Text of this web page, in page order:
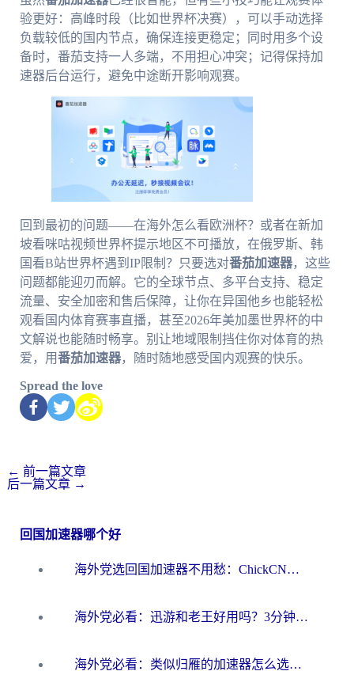
验更好：高峰时段（比如世界杯决赛），可以手动选择
负载较低的国内节点，确保连接更稳定；同时用多个设
备时，番茄支持一人多端，不用担心冲突；记得保持加
速器后台运行，避免中途断开影响观赛。
回到最初的问题——在海外怎么看欧洲杯？或者在新加
坡看咪咕视频世界杯提示地区不可播放，在俄罗斯、韩
国看B站世界杯遇到IP限制？只要选对番茄加速器，这些
问题都能迎刃而解。它的全球节点、多平台支持、稳定
流量、安全加密和售后保障，让你在异国他乡也能轻松
观看国内体育赛事直播，甚至2026年美加墨世界杯的中
文解说也能随时畅享。别让地域限制挡住你对体育的热
爱，用番茄加速器，随时随地感受国内观赛的快乐。
Spread the love
← 前一篇文章
后一篇文章 →
回国加速器哪个好
海外党选回国加速器不用愁：ChickCN和洞见哪个好？一篇搞定所有疑问
海外党必看：迅游和老王好用吗？3分钟选对加速国内网络的加速器
海外党必看：类似归雁的加速器怎么选？一篇搞定无缝访问国内资源